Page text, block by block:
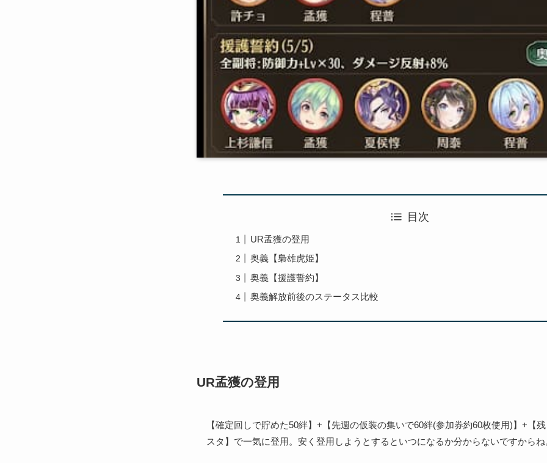
目次
UR孟獲の登用
奥義【梟雄虎姫】
奥義【援護誓約】
奥義解放前後のステータス比較
UR孟獲の登用
【確定回しで貯めた50絆】+【先週の仮装の集いで60絆(参加券約60枚使用)】+【
スタ】で一気に登用。安く登用しようとするといつになるか分からないですからね